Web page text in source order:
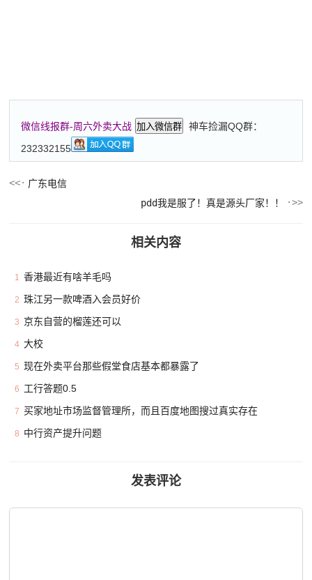
微信线报群-周六外卖大战 加入微信群
神车捡漏QQ群：
232332155
广东电信
pdd我是服了！真是源头厂家！！
相关内容
1 香港最近有啥羊毛吗
2 珠江另一款啤酒入会员好价
3 京东自营的榴莲还可以
4 大校
5 现在外卖平台那些假堂食店基本都暴露了
6 工行答题0.5
7 买家地址市场监督管理所，而且百度地图搜过真实存在
8 中行资产提升问题
发表评论